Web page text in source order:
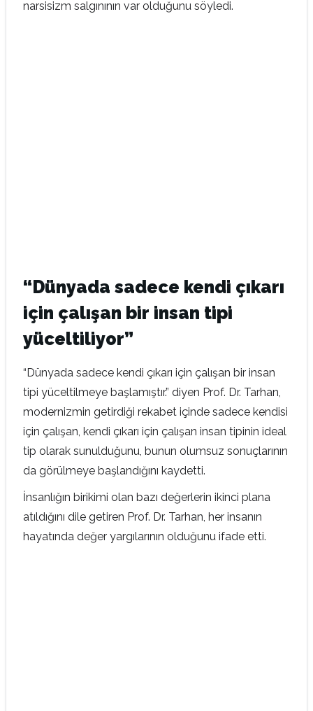
narsisizm salgınının var olduğunu söyledi.
“Dünyada sadece kendi çıkarı
için çalışan bir insan tipi
yüceltiliyor”
“Dünyada sadece kendi çıkarı için çalışan bir insan
tipi yüceltilmeye başlamıştır.” diyen Prof. Dr. Tarhan,
modernizmin getirdiği rekabet içinde sadece kendisi
için çalışan, kendi çıkarı için çalışan insan tipinin ideal
tip olarak sunulduğunu, bunun olumsuz sonuçlarının
da görülmeye başlandığını kaydetti.
İnsanlığın birikimi olan bazı değerlerin ikinci plana
atıldığını dile getiren Prof. Dr. Tarhan, her insanın
hayatında değer yargılarının olduğunu ifade etti.